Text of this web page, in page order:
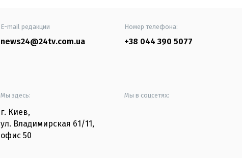
E-mail редакции
news24@24tv.com.ua
Номер телефона:
+38 044 390 5077
Мы здесь:
г. Киев,
ул. Владимирская 61/11,
офис 50
Мы в соцсетях: